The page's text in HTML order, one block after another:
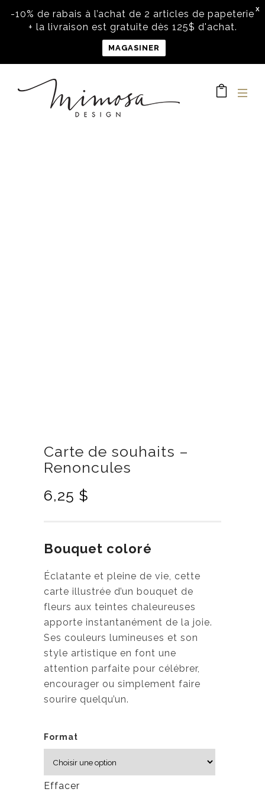
X
-10% de rabais à l’achat de 2 articles de papeterie
+ la livraison est gratuite dès 125$ d'achat.
MAGASINER
Carte de souhaits –
Renoncules
6,25 $
Bouquet coloré
Éclatante et pleine de vie, cette
carte illustrée d’un bouquet de
fleurs aux teintes chaleureuses
apporte instantanément de la joie.
Ses couleurs lumineuses et son
style artistique en font une
attention parfaite pour célébrer,
encourager ou simplement faire
sourire quelqu’un.
Format
Effacer